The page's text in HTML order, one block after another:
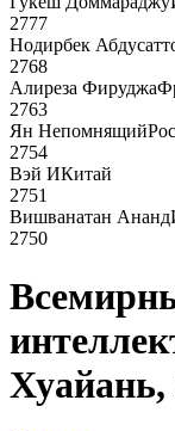
2777
Нодирбек
2768
Алиреза Фируджа
2763
Ян Непомнящий
2754
Вэй ИКитай
2751
Вишванатан Ананд
2750
Хуайань,